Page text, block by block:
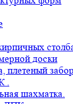
доски
плетеный
.
шахматка.